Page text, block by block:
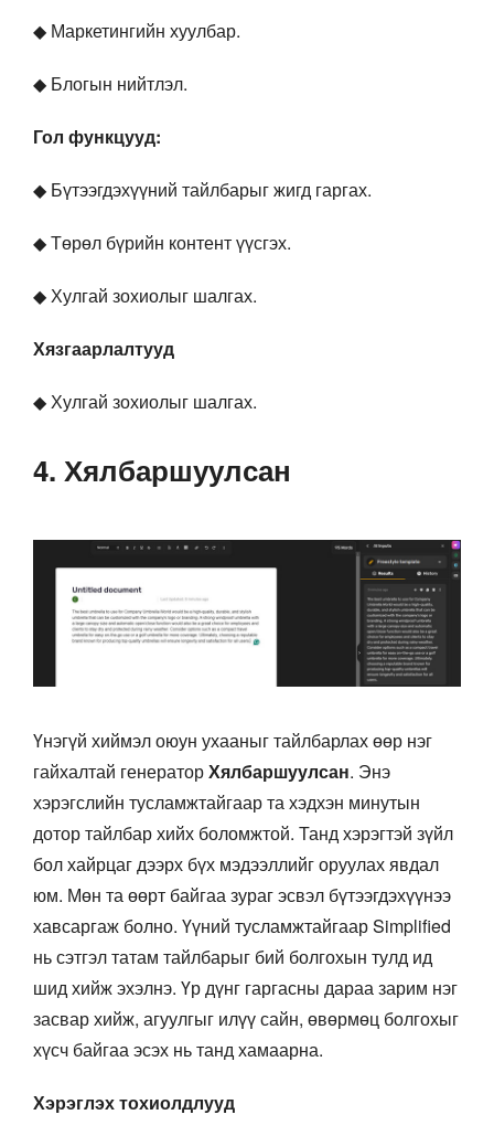
◆ Маркетингийн хуулбар.
◆ Блогын нийтлэл.
Гол функцууд:
◆ Бүтээгдэхүүний тайлбарыг жигд гаргах.
◆ Төрөл бүрийн контент үүсгэх.
◆ Хулгай зохиолыг шалгах.
Хязгаарлалтууд
◆ Хулгай зохиолыг шалгах.
4. Хялбаршуулсан
Үнэгүй хиймэл оюун ухааныг тайлбарлах өөр нэг
гайхалтай генераторХялбаршуулсан. Энэ
хэрэгслийн тусламжтайгаар та хэдхэн минутын
дотор тайлбар хийх боломжтой. Танд хэрэгтэй зүйл
бол хайрцаг дээрх бүх мэдээллийг оруулах явдал
юм. Мөн та өөрт байгаа зураг эсвэл бүтээгдэхүүнээ
хавсаргаж болно. Үүний тусламжтайгаар Simplified
нь сэтгэл татам тайлбарыг бий болгохын тулд ид
шид хийж эхэлнэ. Үр дүнг гаргасны дараа зарим нэг
засвар хийж, агуулгыг илүү сайн, өвөрмөц болгохыг
хүсч байгаа эсэх нь танд хамаарна.
Хэрэглэх тохиолдлууд